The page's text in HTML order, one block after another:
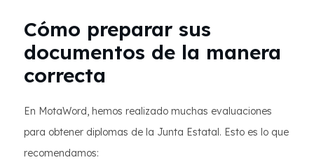
Cómo preparar sus
documentos de la manera
correcta
En MotaWord, hemos realizado muchas evaluaciones
para obtener diplomas de la Junta Estatal. Esto es lo que
recomendamos: